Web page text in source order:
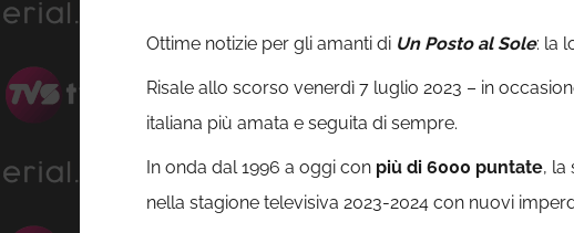
Ottime notizie per gli amanti di Un Posto al Sole: la
Risale allo scorso venerdì 7 luglio 2023 – in
italiana più amata e seguita di sempre.
In onda dal 1996 a oggi con più di 6000 puntate, la
nella stagione televisiva 2023-2024 con nuovi